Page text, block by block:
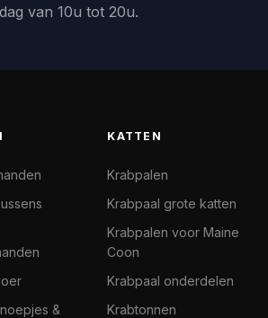
van 10u tot 20u.
&
KATTEN
Krabpalen
Krabpaal grote katten
Krabpalen voor Maine
Coon
Krabpaal onderdelen
Krabtonnen